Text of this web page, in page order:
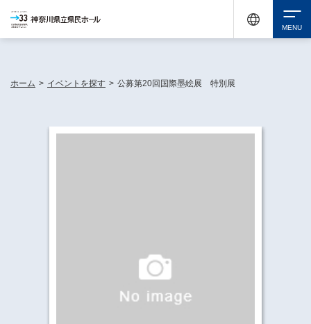
ホーム > イベントを探す > 公募第20回国際墨絵展 特別展